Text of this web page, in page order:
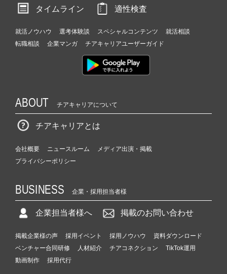
タイムライン
適性検査
就活ノウハウ 選考体験談 スペシャルコンテンツ
就活相談
転職相談
企業マンガ チアキャリアユーザーガイド
ABOUT チアキャリアについて
チアキャリアとは
会社概要 ニュースルーム
メディア出演・掲載
プライバシーポリシー
BUSINESS 企業・採用担当者様
企業担当者様へ 掲載のお問い合わせ
掲載企業様の声 採用イベント 採用ノウハウ
資料ダウンロード
ベンチャー合同研修
人材紹介 チアコネクション
TikTok運用
動画制作
採用代行